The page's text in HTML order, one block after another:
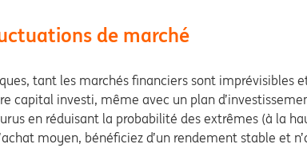
de marché
tant les marchés financiers sont imprévisibles
capital investi, même avec un plan
en réduisant la probabilité des extrêmes (à la
moyen, bénéficiez d’un rendement stable et